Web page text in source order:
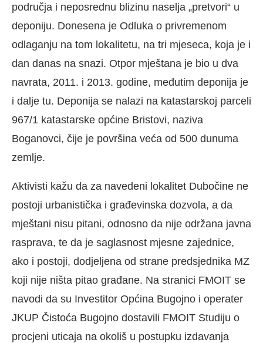
područja i neposrednu blizinu naselja „pretvori“ u
deponiju. Donesena je Odluka o privremenom
odlaganju na tom lokalitetu, na tri mjeseca, koja je i
dan danas na snazi. Otpor mještana je bio u dva
navrata, 2011. i 2013. godine, međutim deponija je
i dalje tu. Deponija se nalazi na katastarskoj parceli
967/1 katastarske općine Bristovi, naziva
Boganovci, čije je površina veća od 500 dunuma
zemlje.
Aktivisti kažu da za navedeni lokalitet Dubočine ne
postoji urbanistička i građevinska dozvola, a da
mještani nisu pitani, odnosno da nije održana javna
rasprava, te da je saglasnost mjesne zajednice,
ako i postoji, dodjeljena od strane predsjednika MZ
koji nije ništa pitao građane. Na stranici FMOIT se
navodi da su Investitor Općina Bugojno i operater
JKUP Čistoća Bugojno dostavili FMOIT Studiju o
procjeni uticaja na okoliš u postupku izdavanja